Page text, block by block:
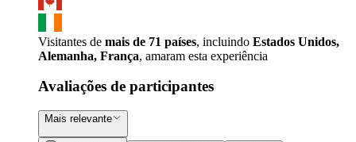
Visitantes de mais de 71 países, incluindo Estados Unidos,
Alemanha, França, amaram esta experiência
Avaliações de participantes
Mais relevante